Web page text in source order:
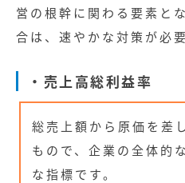
営の根幹に関わる要素と
合は、速やかな対策が必
・売上高総利益率
総売上額から原価を差
もので、企業の全体的
な指標です。